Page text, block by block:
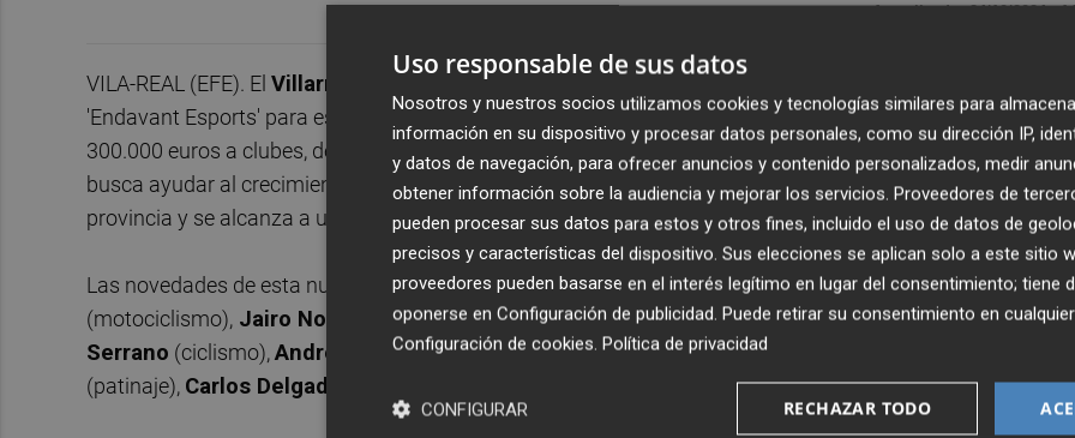
Actualizado: 24/10/2024 ·
VILA-REAL (EFE). El Villarreal CF
ha dado a conocer la nueva campaña de mecenazgo deportivo de
'Endavant Esports' para esta temporada 2024/25, en la que el club patrocinará con un presupuesto de
300.000 euros a clubes, deportistas y competiciones de la provincia de Castellón. Con este programa se
busca ayudar al crecimiento del deporte provincial y se da apoyo a 30 clubes, siete competiciones de la
provincia y se alcanza a un total de 8.650 deportistas provinciales.
Las novedades de esta nueva edición son la incorporación de los deportistasSergio García Dols
(motociclismo), Jairo Noriega (boxeo),Jorge Dávila(atletismo),Marcos Bautista(atletismo),Sergio
Serrano (ciclismo),Andrea Grañana(ciclismo en pista),Candela Lucendo
(patinaje), Carlos Delgado
Uso responsable de sus datos
Nosotros y nuestros socios utilizamos cookies y tecnologías similares para
información en su dispositivo y procesar datos personales, como su dirección IP,
y datos de navegación, para ofrecer anuncios y contenido personalizados, medir
obtener información sobre la audiencia y mejorar los servicios. Proveedores de
pueden procesar sus datos para estos y otros fines, incluido el uso de datos de
precisos y características del dispositivo. Sus elecciones se aplican solo a este sitio
proveedores pueden basarse en el interés legítimo en lugar del consentimiento; tiene
oponerse en Configuración de publicidad. Puede retirar su consentimiento en
Configuración de cookies. Política de privacidad
RECHAZAR TODO
CONFIGURAR